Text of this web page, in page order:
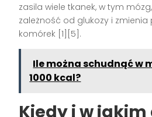
zasila wiele tkanek, w tym
zależność od glukozy i
komórek [1][5].
Ile można schudnąć w
1000 kcal?
Kiedy i w jakim